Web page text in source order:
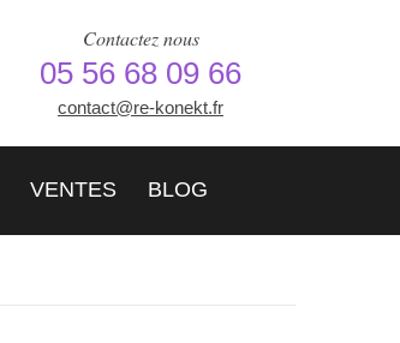
Contactez nous
05 56 68 09 66
contact@re-konekt.fr
VENTES BLOG